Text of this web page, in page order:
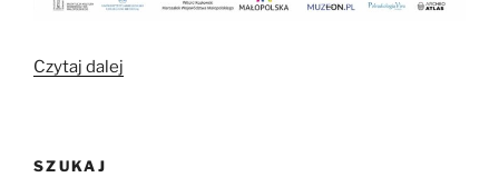
Czytaj dalej
SZUKAJ